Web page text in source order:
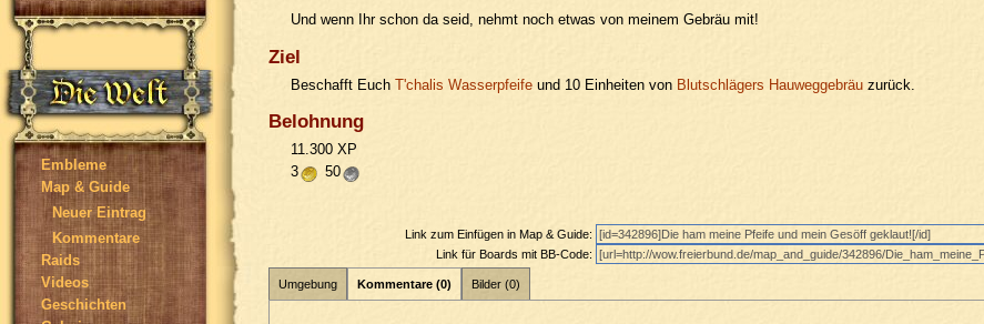
Embleme
Map & Guide
Neuer Eintrag
Kommentare
Raids
Videos
Geschichten
Und wenn Ihr schon da seid, nehmt noch etwas von meinem Gebräu mit!
Ziel
Beschafft Euch T'chalis Wasserpfeife und 10 Einheiten von Blutschlägers Hauweggebräu zurück.
Belohnung
11.300 XP
3
50
Link zum Einfügen in Map & Guide:
Link für Boards mit BB-Code:
Umgebung Kommentare (0) Bilder (0)